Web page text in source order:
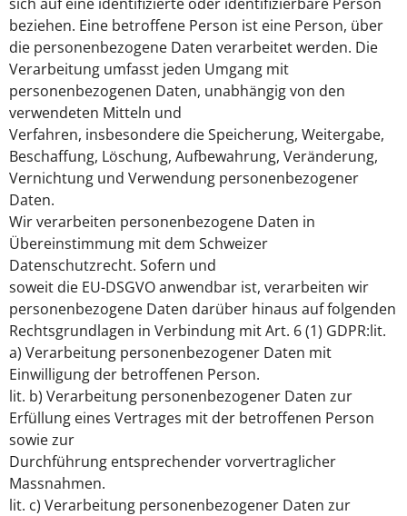
beziehen. Eine betroffene Person ist eine Person, über
die personenbezogene Daten verarbeitet werden. Die
Verarbeitung umfasst jeden Umgang mit
personenbezogenen Daten, unabhängig von den
verwendeten Mitteln und
Verfahren, insbesondere die Speicherung, Weitergabe,
Beschaffung, Löschung, Aufbewahrung, Veränderung,
Vernichtung und Verwendung personenbezogener
Daten.
Wir verarbeiten personenbezogene Daten in
Übereinstimmung mit dem Schweizer
Datenschutzrecht. Sofern und
soweit die EU-DSGVO anwendbar ist, verarbeiten wir
personenbezogene Daten darüber hinaus auf folgenden
Rechtsgrundlagen in Verbindung mit Art. 6 (1) GDPR:lit.
a) Verarbeitung personenbezogener Daten mit
Einwilligung der betroffenen Person.
lit. b) Verarbeitung personenbezogener Daten zur
Erfüllung eines Vertrages mit der betroffenen Person
sowie zur
Durchführung entsprechender vorvertraglicher
Massnahmen.
lit. c) Verarbeitung personenbezogener Daten zur